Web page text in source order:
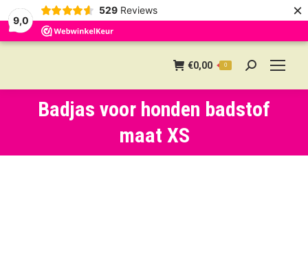
9,0
529 Reviews ×
€0,00 0 Search:
Badjas voor honden badstof
maat XS